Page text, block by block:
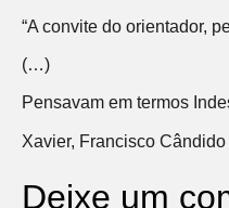
“A convite do orientador,
(…)
Pensavam em termos
Xavier, Francisco Cândido
Deixe um